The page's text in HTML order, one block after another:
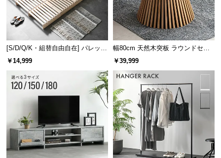
[S/D/Q/K・組替自由自在] パレット
ベッド 8/12/16枚セット
￥14,999
幅80cm 天然木突板 ラウンドセン
ターテーブル 美しい格子デザイン
￥39,999